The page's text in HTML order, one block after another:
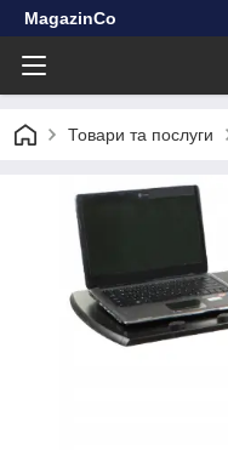
MagazinCo
Товари та послуги